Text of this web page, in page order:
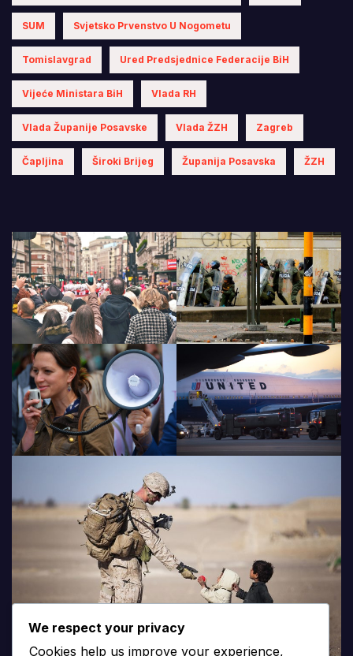
SUM Svjetsko Prvenstvo U Nogometu
Tomislavgrad Ured Predsjednice Federacije BiH
Vijeće Ministara BiH Vlada RH
Vlada Županije Posavske Vlada ŽZH Zagreb
Čapljina Široki Brijeg Županija Posavska ŽZH
We respect your privacy
Cookies help us improve your experience,